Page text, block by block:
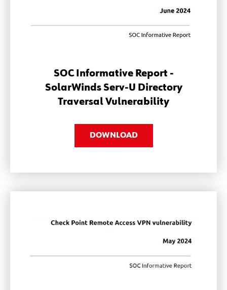
SOC Informative Report -
SolarWinds Serv-U Directory
DOWNLOAD